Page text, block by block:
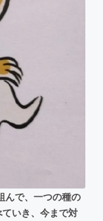
ビュー
GoodCAMPFIRE
と納税machi-ya
んで、一つの種の
いき、今まで対